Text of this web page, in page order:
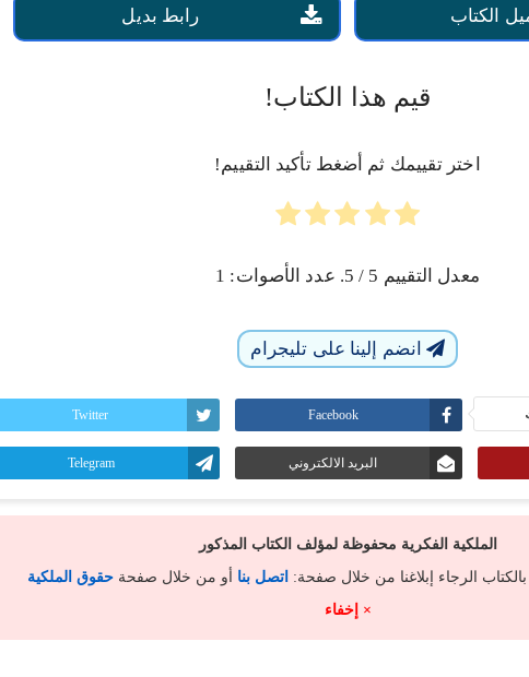
الكتاب رابط بديل
قيم هذا الكتاب!
اختر تقييمك ثم أضغط تأكيد التقييم!
معدل التقييم 5 / 5. عدد الأصوات: 1
انضم إلينا على تليجرام
Facebook
Twitter
البريد الالكتروني Telegram
الملكية الفكرية محفوظة لمؤلف الكتاب المذكور
الرجاء إبلاغنا من خلال صفحة: اتصل بنا أو من خلال صفحةحقوق الملكية
× إخفاء